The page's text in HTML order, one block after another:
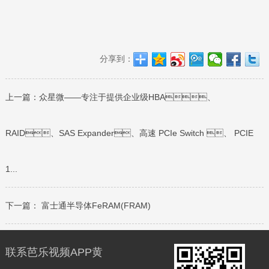
分享到：
上一篇： 众星微——专注于提供企业级HBA、
RAID、SAS Expander、高速 PCIe Switch 、 PCIE
1...
下一篇： 富士通半导体FeRAM(FRAM)
联系芭乐视频APP黄